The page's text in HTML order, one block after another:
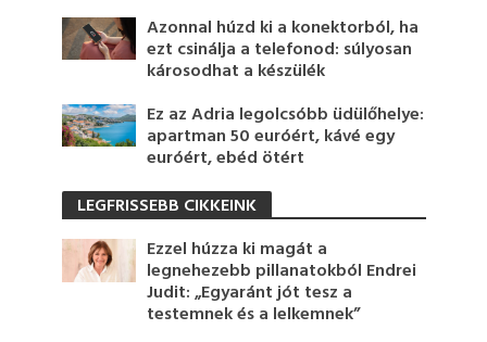
Azonnal húzd ki a konektorból, ha
ezt csinálja a telefonod: súlyosan
károsodhat a készülék
Ez az Adria legolcsóbb üdülőhelye:
apartman 50 euróért, kávé egy
euróért, ebéd ötért
LEGFRISSEBB CIKKEINK
Ezzel húzza ki magát a
legnehezebb pillanatokból Endrei
Judit: „Egyaránt jót tesz a
testemnek és a lelkemnek”